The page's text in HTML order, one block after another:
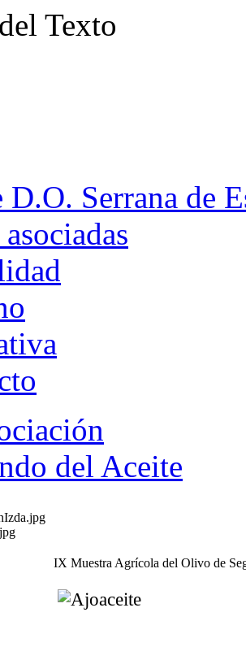
Texto
Serrana de
del Aceite
IX Muestra Agrícola del Olivo de